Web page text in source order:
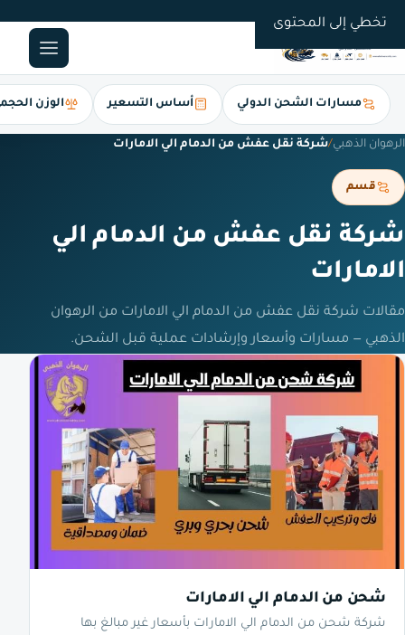
تخطي إلى المحتوى
مسارات الشحن الدولي أساس التسعير الوزن
الرهوان الذهبي/شركة نقل عفش من الدمام الي الامارات
قسم
شركة نقل عفش من الدمام الي
الامارات
مقالات شركة نقل عفش من الدمام الي الامارات من الرهوان
الذهبي — مسارات وأسعار وإرشادات عملية قبل الشحن.
شحن من الدمام الي الامارات
شركة شحن من الدمام الي الامارات بأسعار غير مبالغ بها